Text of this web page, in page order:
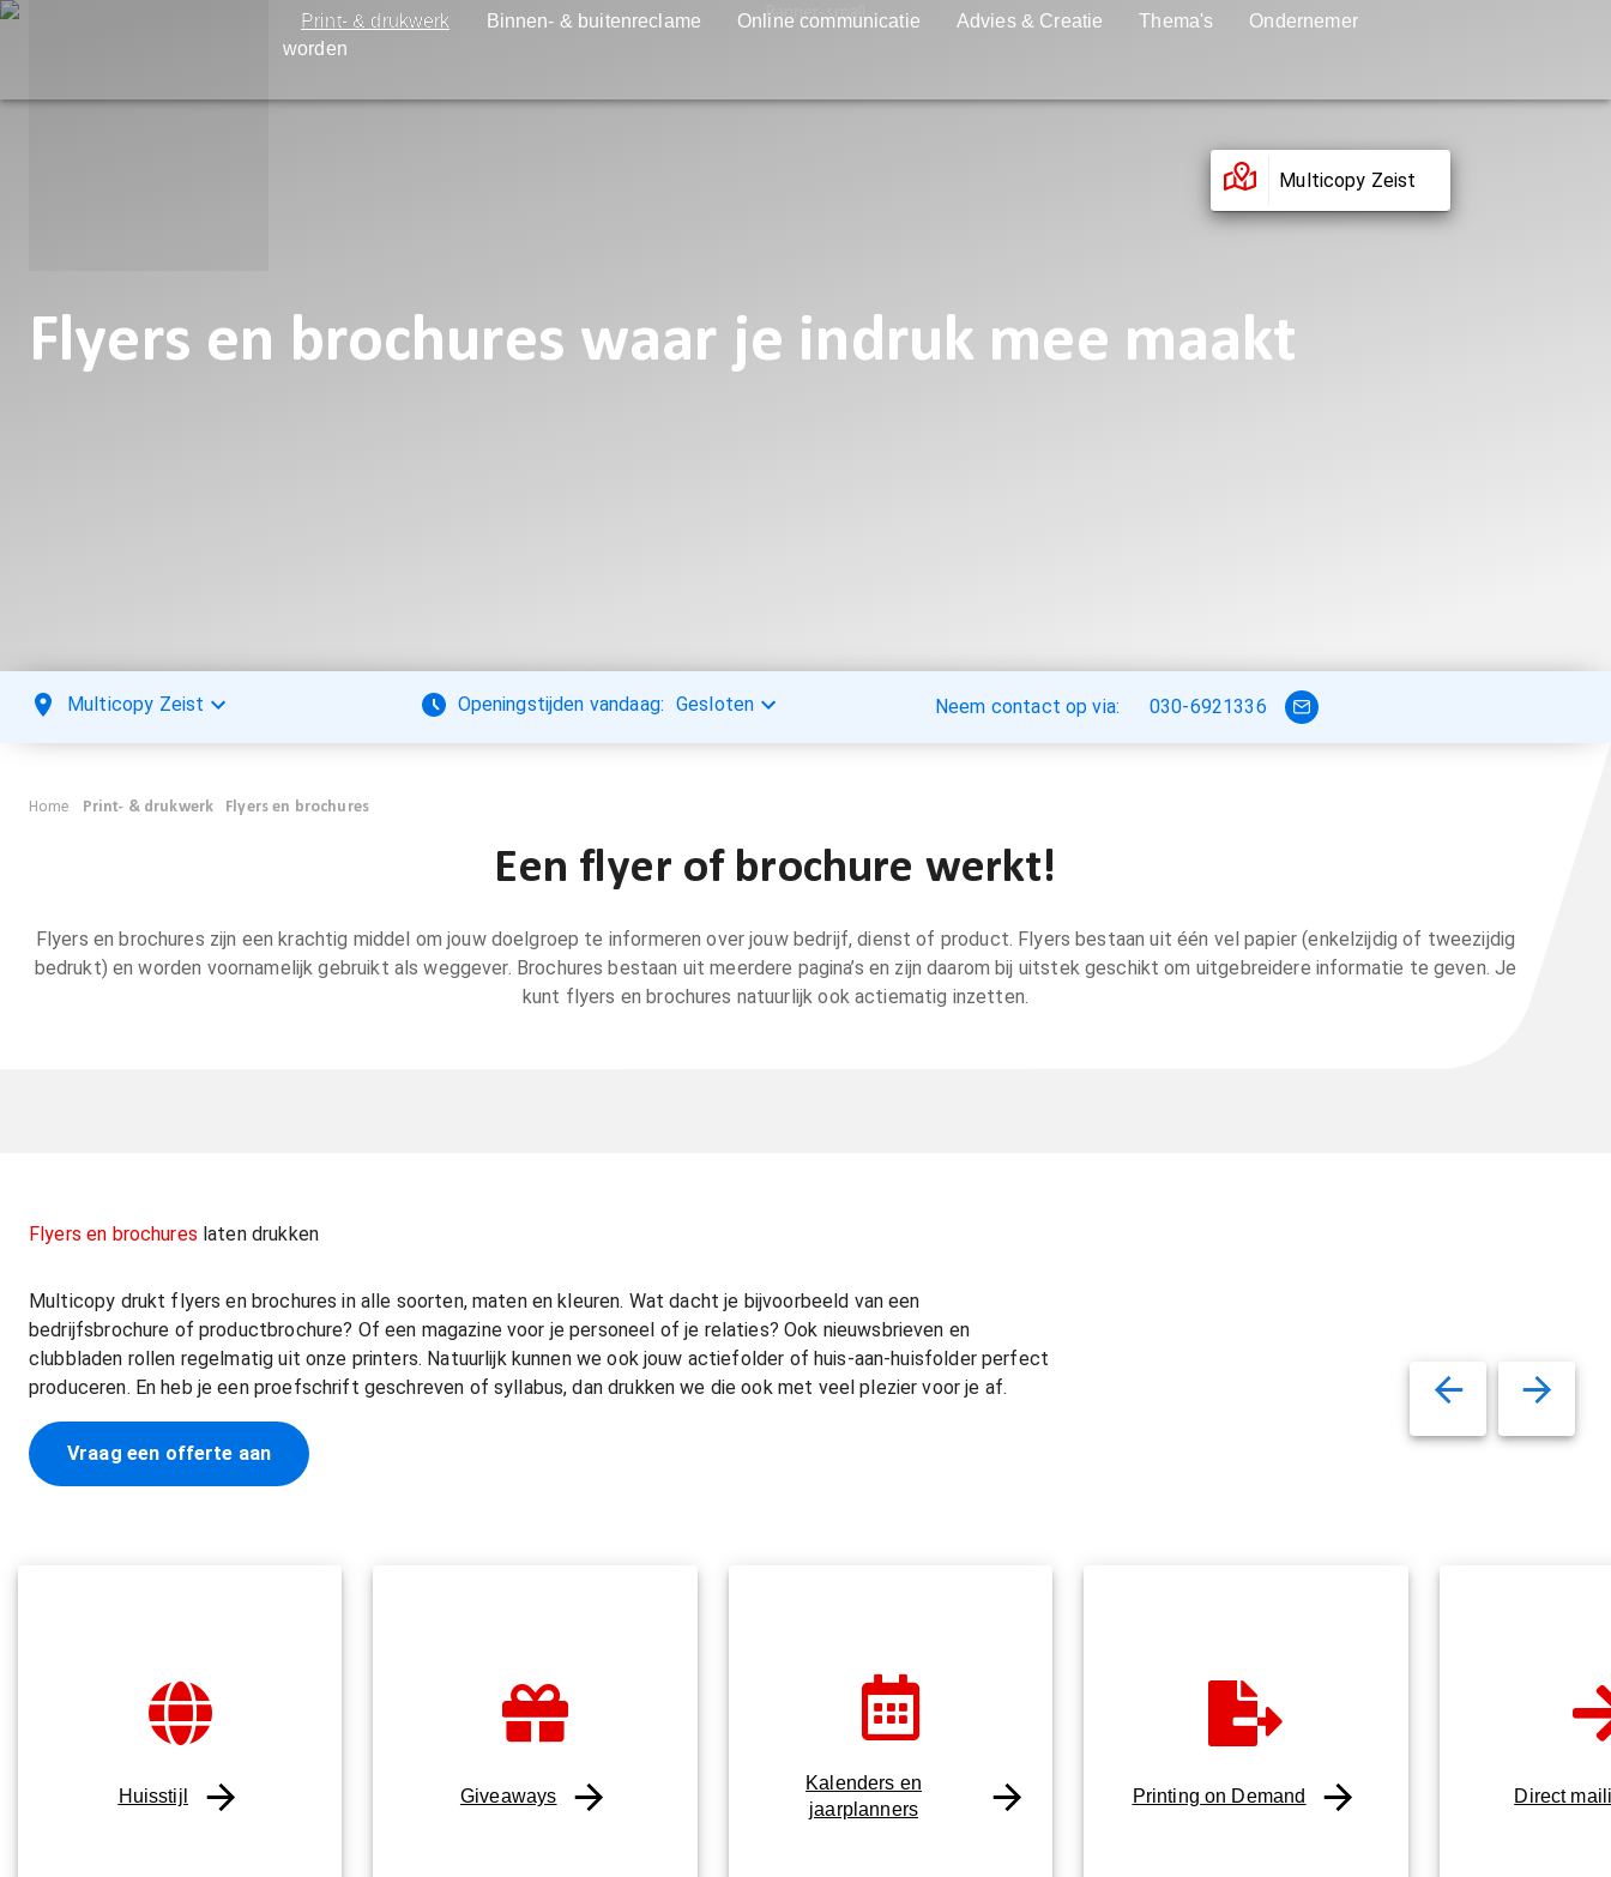
Print- & drukwerk Binnen- & buitenreclame Online communicatie Advies & Creatie Thema's
Ondernemer
worden
Multicopy Zeist
Flyers en brochures waar je indruk mee maakt
Multicopy Zeist Openingstijden vandaag: Gesloten Neem contact op via: 030-6921336
Home Print- & drukwerk Flyers en brochures
Een flyer of brochure werkt!
Flyers en brochures zijn een krachtig middel om jouw doelgroep te informeren over jouw bedrijf, dienst of product. Flyers bestaan uit één vel papier (enkelzijdig of tweezijdig
bedrukt) en worden voornamelijk gebruikt als weggever. Brochures bestaan uit meerdere pagina’s en zijn daarom bij uitstek geschikt om uitgebreidere informatie te geven. Je
kunt flyers en brochures natuurlijk ook actiematig inzetten.
Flyers en brochures laten drukken
Multicopy drukt flyers en brochures in alle soorten, maten en kleuren. Wat dacht je bijvoorbeeld van een
bedrijfsbrochure of productbrochure? Of een magazine voor je personeel of je relaties? Ook nieuwsbrieven en
clubbladen rollen regelmatig uit onze printers. Natuurlijk kunnen we ook jouw actiefolder of huis-aan-huisfolder perfect
produceren. En heb je een proefschrift geschreven of syllabus, dan drukken we die ook met veel plezier voor je af.
Vraag een offerte aan
Huisstijl Giveaways
Kalenders en
jaarplanners
Printing on Demand Direct